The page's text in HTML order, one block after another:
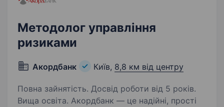
Методолог управління
ризиками
Акордбанк Київ, 8,8 км від центру
Повна зайнятість. Досвід роботи від 5 років.
Вища освіта. Акордбанк — це надійні, прості